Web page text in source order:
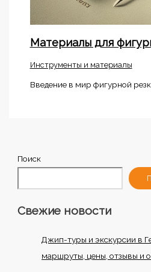
Материалы для
Инструменты и материалы
Введение в мир фигурной
Поиск
Свежие новости
Джип-туры и экскурсии в
маршруты, цены, отзывы и